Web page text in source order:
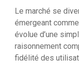
Le marché se
émergeant
évolue d’une
raisonnement
fidélité des